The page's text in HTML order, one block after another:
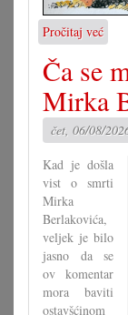
Pročitaj već
Ča se
Mirka
čet, 06/08/
Kad je došla
vist o smrti
Mirka
Berlakovića,
veljek je bilo
jasno da se
ov komentar
mora baviti
ostavšćinom